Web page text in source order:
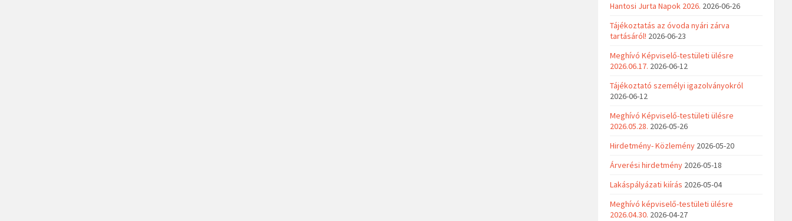
Hantosi Jurta Napok 2026. 2026-06-26
Tájékoztatás az óvoda nyári zárva
tartásáról! 2026-06-23
Meghívó Képviselő-testületi ülésre
2026.06.17. 2026-06-12
Tájékoztató személyi igazolványokról
2026-06-12
Meghívó Képviselő-testületi ülésre
2026.05.28. 2026-05-26
Hirdetmény- Közlemény 2026-05-20
Árverési hirdetmény 2026-05-18
Lakáspályázati kiírás 2026-05-04
Meghívó képviselő-testületi ülésre
2026.04.30. 2026-04-27